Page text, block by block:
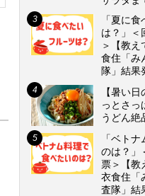
「夏に
は？」＜
＞【教え
食住「み
隊」結果
【暑い
っとさっ
うどん絶
「ベト
のは？」
票＞【教
衣食住「
査隊」結